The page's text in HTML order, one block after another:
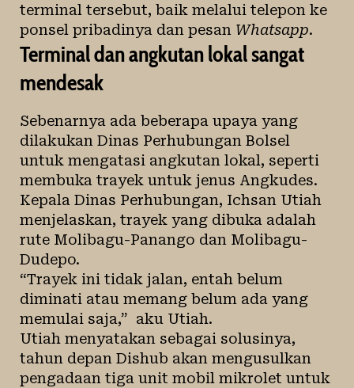
terminal tersebut, baik melalui telepon ke
ponsel pribadinya dan pesan Whatsapp.
Terminal dan angkutan lokal sangat
mendesak
Sebenarnya ada beberapa upaya yang
dilakukan Dinas Perhubungan Bolsel
untuk mengatasi angkutan lokal, seperti
membuka trayek untuk jenus Angkudes.
Kepala Dinas Perhubungan, Ichsan Utiah
menjelaskan, trayek yang dibuka adalah
rute Molibagu-Panango dan Molibagu-
Dudepo.
“Trayek ini tidak jalan, entah belum
diminati atau memang belum ada yang
memulai saja,” aku Utiah.
Utiah menyatakan sebagai solusinya,
tahun depan Dishub akan mengusulkan
pengadaan tiga unit mobil mikrolet untuk